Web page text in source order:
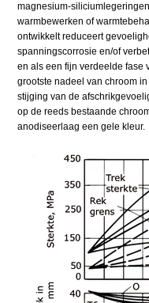
magnesium-
warmbewerken of
ontwikkelt reduceert
spanningscorrosie en/of
en als een fijn verdeelde fase
grootste nadeel van chroom
stijging van de
op de reeds bestaande
anodiseerlaag een gele kleur.